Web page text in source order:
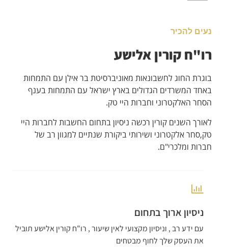
נעים להכיר
רו"ח קורין אלישע
בוגרת החוג לחשבונאות מאוניברסיטת בר אילן עם התמחות
באחד המשרדים הגדולים בארץ ישראל עם התמחות בענף
הסחר האלקטרוני וחברות היי טק.
לאורך השנים קורין רכשה ניסיון בתחום החשבות לחברות היי
טק,סחר אלקטרוני ושירותי ביקורת שנתיים למגוון רב של
חברות ומלכרי"ם.
ניסיון ארוך בתחום
עם ידע רב , וניסיון מקצועי לאין שיעור , רו"ח קורין אלישע תוביל
את העסק שלך לחוף מבטחים